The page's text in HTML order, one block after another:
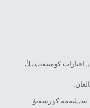
اقپارات كوميتەتٸنٸڭ
سٸلتەمە كٶرسەتۋ